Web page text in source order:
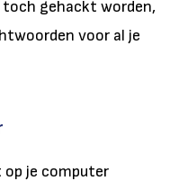
gehackt worden,
voor al je
je computer